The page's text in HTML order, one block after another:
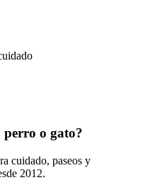
perro o gato?
cuidado, paseos y
2012.